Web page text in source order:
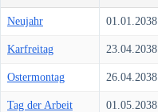
Neujahr 01.01.2038
Karfreitag 23.04.2038
Ostermontag 26.04.2038
Tag der Arbeit 01.05.2038